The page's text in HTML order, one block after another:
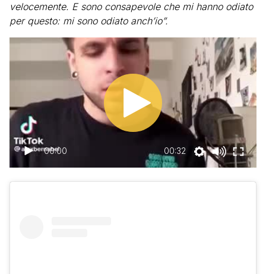
velocemente. E sono consapevole che mi hanno odiato
per questo: mi sono odiato anch’io”.
00:00 00:32